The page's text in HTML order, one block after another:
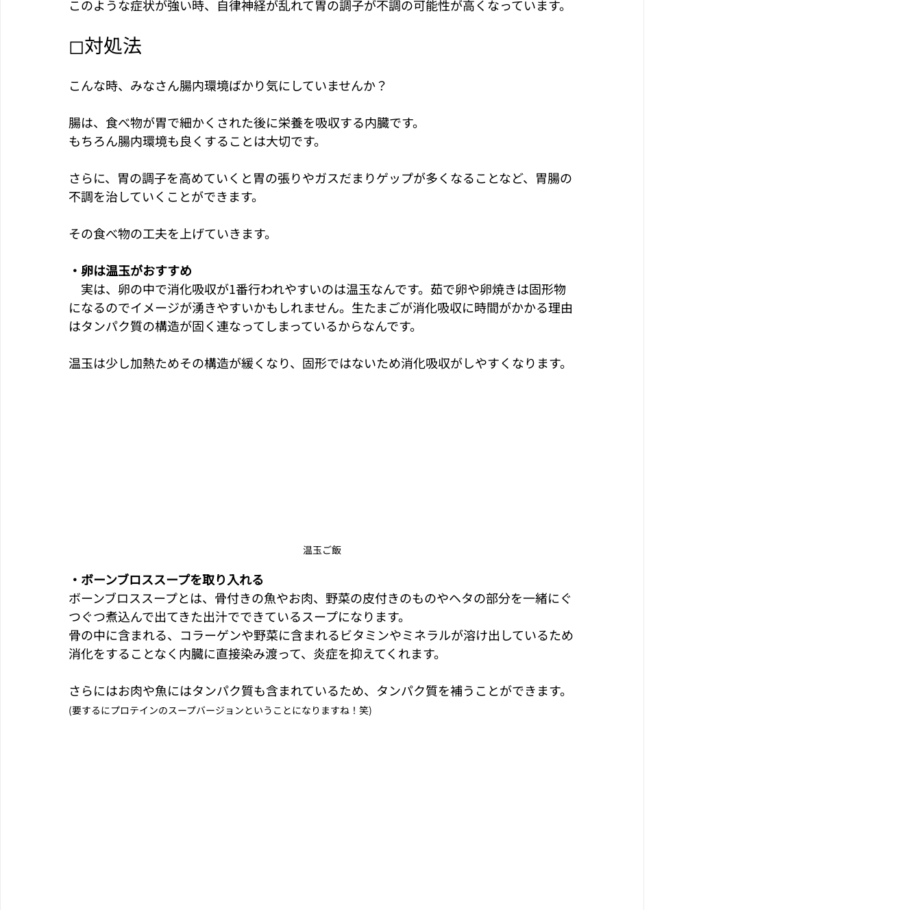
このような症状が強い時、自律神経が乱れて胃の調子が不調の可能性が高くなっています。
◻︎対処法
こんな時、みなさん腸内環境ばかり気にしていませんか？
腸は、食べ物が胃で細かくされた後に栄養を吸収する内臓です。
もちろん腸内環境も良くすることは大切です。
さらに、胃の調子を高めていくと胃の張りやガスだまりゲップが多くなることなど、胃腸の
不調を治していくことができます。
その食べ物の工夫を上げていきます。
・卵は温玉がおすすめ
実は、卵の中で消化吸収が1番行われやすいのは温玉なんです。茹で卵や卵焼きは固形物
になるのでイメージが湧きやすいかもしれません。生たまごが消化吸収に時間がかかる理由
はタンパク質の構造が固く連なってしまっているからなんです。
温玉は少し加熱ためその構造が緩くなり、固形ではないため消化吸収がしやすくなります。
温玉ご飯
・ボーンブロススープを取り入れる
ボーンブロススープとは、骨付きの魚やお肉、野菜の皮付きのものやヘタの部分を一緒にぐ
つぐつ煮込んで出てきた出汁でできているスープになります。
骨の中に含まれる、コラーゲンや野菜に含まれるビタミンやミネラルが溶け出しているため
消化をすることなく内臓に直接染み渡って、炎症を抑えてくれます。
さらにはお肉や魚にはタンパク質も含まれているため、タンパク質を補うことができます。
(要するにプロテインのスープバージョンということになりますね！笑)